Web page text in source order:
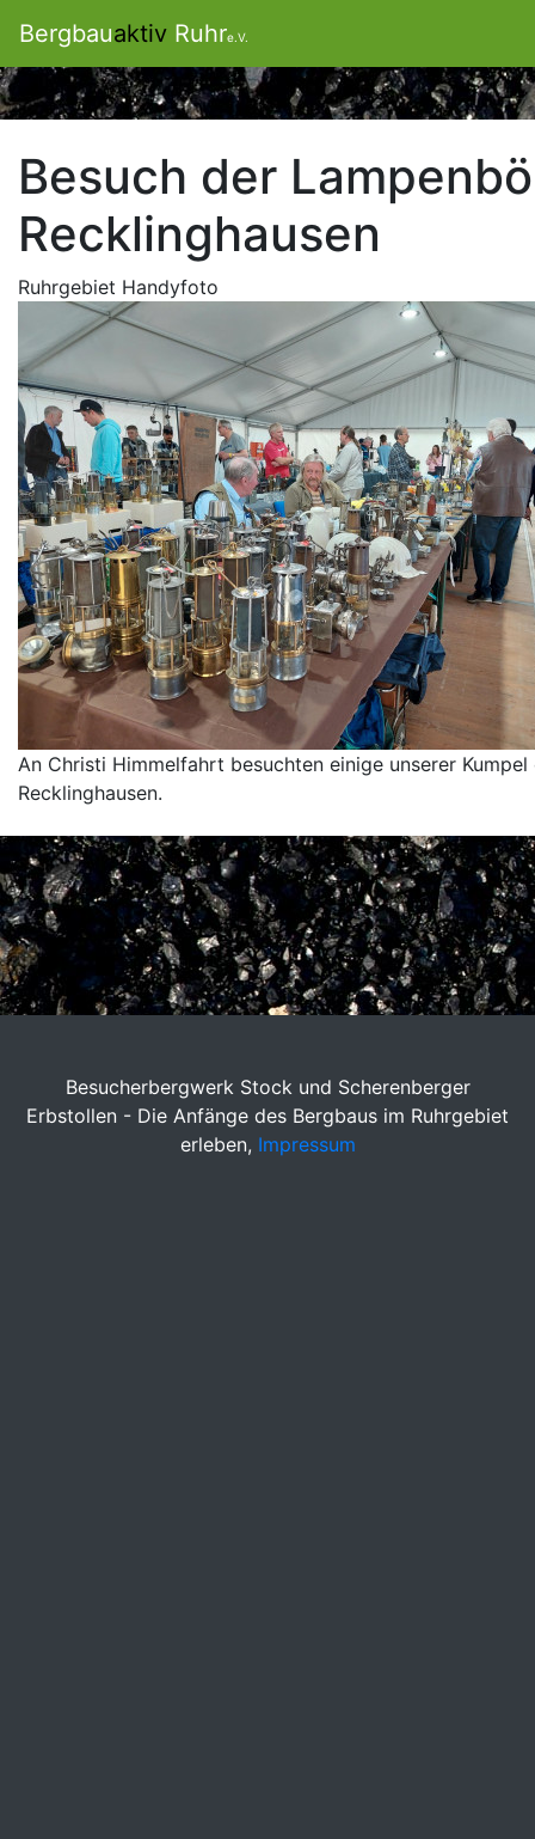
Bergbauaktiv Ruhre.V.
Besuch der
Recklinghausen
Ruhrgebiet Handyfoto
An Christi Himmelfahrt besuchten einige unserer
Recklinghausen.
Besucherbergwerk Stock und Scherenberger
Erbstollen - Die Anfänge des Bergbaus im Ruhrgebiet
erleben, Impressum